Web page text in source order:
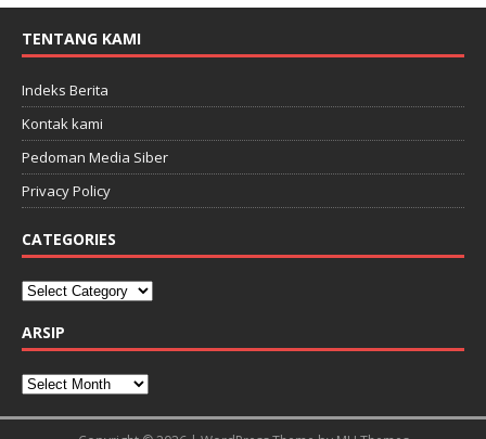
TENTANG KAMI
Indeks Berita
Kontak kami
Pedoman Media Siber
Privacy Policy
CATEGORIES
ARSIP